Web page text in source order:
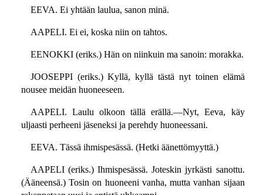
EEVA. Ei yhtään laulua, sanon minä.
AAPELI. Ei ei, koska niin on tahtos.
EENOKKI (eriks.) Hän on niinkuin ma sanoin: morakka.
JOOSEPPI (eriks.) Kyllä, kyllä tästä nyt toinen elämä
nousee meidän huoneeseen.
AAPELI. Laulu olkoon tällä erällä.—Nyt, Eeva, käy
uljaasti perheeni jäseneksi ja perehdy huoneessani.
EEVA. Tässä ihmispesässä. (Hetki äänettömyyttä.)
AAPELI (eriks.) Ihmispesässä. Joteskin jyrkästi sanottu.
(Ääneensä.) Tosin on huoneeni vanha, mutta vanhan sijaan